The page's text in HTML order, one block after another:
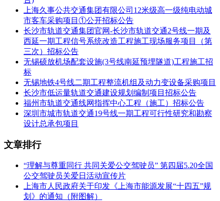
上海久事公共交通集团有限公司12米级高一级纯电动城
市客车采购项目①公开招标公告
长沙市轨道交通集团官网-长沙市轨道交通2号线一期及
西延一期工程信号系统改造工程施工现场服务项目（第
三次）招标公告
无锡硕放机场配套设施(3号线南延预埋隧道)工程施工招
标
无锡地铁4号线二期工程整流机组及动力变设备采购项目
长沙市低运量轨道交通建设规划编制项目招标公告
福州市轨道交通线网指挥中心工程（施工）招标公告
深圳市城市轨道交通19号线一期工程可行性研究和勘察
设计总承包项目
文章排行
“理解与尊重同行 共同关爱公交驾驶员” 第四届5.20全国
公交驾驶员关爱日活动宣传片
上海市人民政府关于印发《上海市能源发展“十四五”规
划》的通知（附图解）